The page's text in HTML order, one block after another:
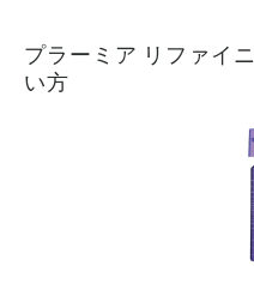
プラーミア リファイ
い方